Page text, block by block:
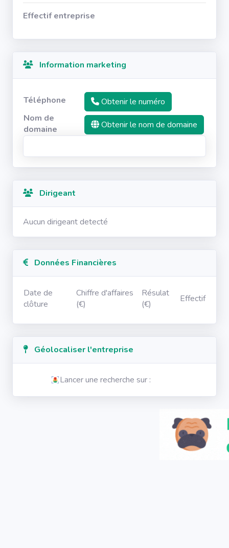
Effectif entreprise
Information marketing
Téléphone
Obtenir le numéro
Nom de
domaine
Obtenir le nom de domaine
Dirigeant
Aucun dirigeant detecté
Données Financières
Date de
clôture
Chiffre d'affaires
(€)
Résulat
(€)
Effectif
Géolocaliser l'entreprise
Lancer une recherche sur :